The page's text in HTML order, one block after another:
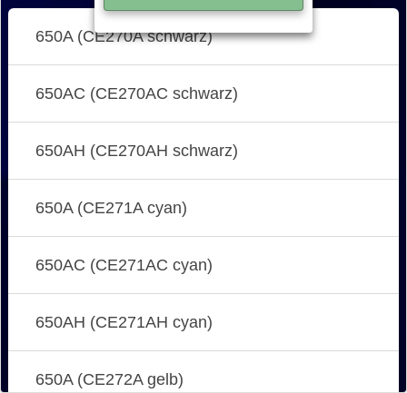
650A (CE270A schwarz)
650AC (CE270AC schwarz)
650AH (CE270AH schwarz)
650A (CE271A cyan)
650AC (CE271AC cyan)
650AH (CE271AH cyan)
650A (CE272A gelb)